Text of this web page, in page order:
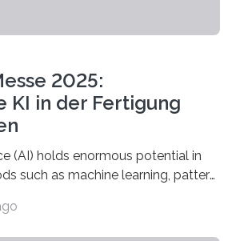
2025:
KI in der Fertigung
(AI) holds enormous potential in
such as machine learning, pattern
data and measurements,